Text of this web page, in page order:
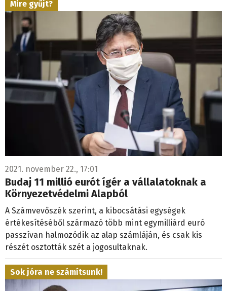
Mire gyűjt?
2021. november 22., 17:01
Budaj 11 millió eurót ígér a vállalatoknak a
Környezetvédelmi Alapból
A Számvevőszék szerint, a kibocsátási egységek
értékesítéséből származó több mint egymilliárd euró
passzívan halmozódik az alap számláján, és csak kis
részét osztották szét a jogosultaknak.
Sok jóra ne számítsunk!